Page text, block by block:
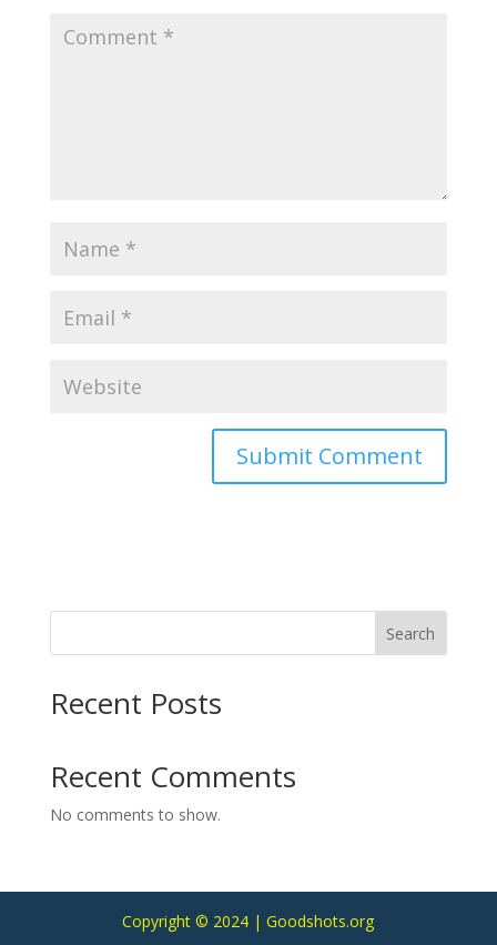
Search
Recent Posts
Recent Comments
No comments to show.
Copyright © 2024 | Goodshots.org